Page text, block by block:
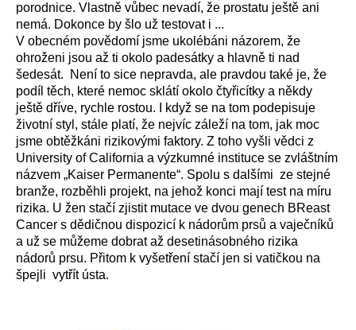
porodnice. Vlastně vůbec nevadí, že prostatu ještě ani
nemá. Dokonce by šlo už testovat i ...
V obecném povědomí jsme ukolébáni názorem, že
ohroženi jsou až ti okolo padesátky a hlavně ti nad
šedesát. Není to sice nepravda, ale pravdou také je, že
podíl těch, které nemoc sklátí okolo čtyřicítky a někdy
ještě dříve, rychle rostou. I když se na tom podepisuje
životní styl, stále platí, že nejvíc záleží na tom, jak moc
jsme obtěžkáni rizikovými faktory. Z toho vyšli vědci z
University of California a výzkumné instituce se zvláštním
názvem „Kaiser Permanente“. Spolu s dalšími ze stejné
branže, rozběhli projekt, na jehož konci mají test na míru
rizika. U žen stačí zjistit mutace ve dvou genech BReast
Cancer s dědičnou dispozicí k nádorům prsů a vaječníků
a už se můžeme dobrat až desetinásobného rizika
nádorů prsu. Přitom k vyšetření stačí jen si vatičkou na
špejli vytřít ústa.